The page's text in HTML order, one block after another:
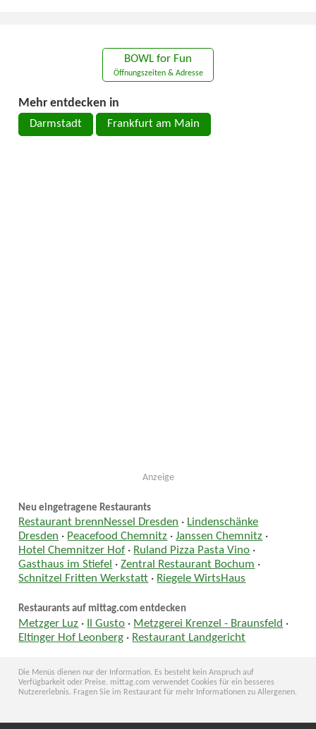
BOWL for Fun
Öffnungszeiten & Adresse
Mehr entdecken in
Darmstadt Frankfurt am Main
Anzeige
Neu eingetragene Restaurants
Restaurant brennNessel Dresden · Lindenschänke
Dresden · Peacefood Chemnitz ·Janssen Chemnitz ·
Hotel Chemnitzer Hof · Ruland Pizza Pasta Vino ·
Gasthaus im Stiefel ·Zentral Restaurant Bochum ·
Schnitzel Fritten Werkstatt · Riegele WirtsHaus
Restaurants auf mittag.com entdecken
Metzger Luz · Il Gusto · Metzgerei Krenzel - Braunsfeld ·
Eltinger Hof Leonberg · Restaurant Landgericht
Die Menüs dienen nur der Information. Es besteht kein Anspruch auf
Verfügbarkeit oder Preise. mittag.com verwendet Cookies für ein besseres
Nutzererlebnis. Fragen Sie im Restaurant für mehr Informationen zu Allergenen.